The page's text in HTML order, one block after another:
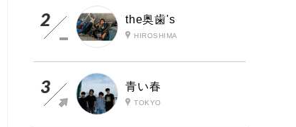
the奥歯's
HIROSHIMA
青い春
TOKYO